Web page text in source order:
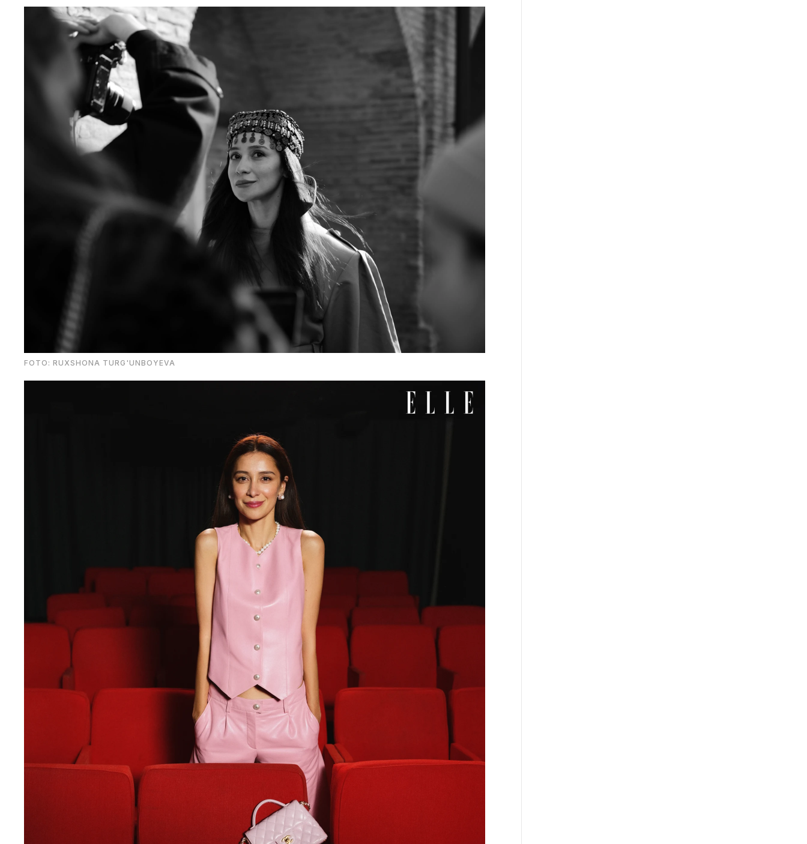
FOTO: RUXSHONA TURG'UNBOYEVA